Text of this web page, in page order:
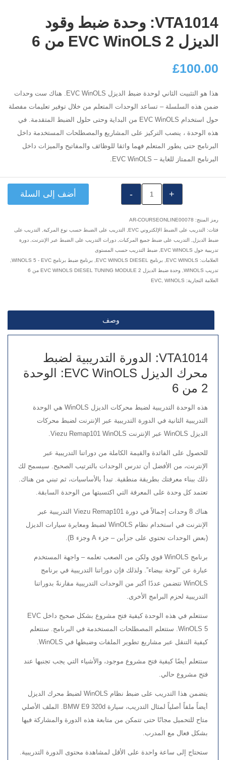
VTA1014: وحدة ضبط وقود
الديزل EVC WinOLS 2 من 6
£100.00
هذا هو التثبيت الثاني لوحدة ضبط الديزل EVC WinOLS. هناك ست وحدات
ضمن هذه السلسلة – تساعد الوحدات المتعلم من خلال توفير تعليمات مفصلة
حول استخدام EVC WinOLS من البداية وحتى حلول الضبط المتقدمة. في
هذه الوحدة ، ينصب التركيز على المشاريع والمصطلحات المستخدمة داخل
البرنامج حتى يطور المتعلم فهما واثقا للوظائف والمفاتيح والميزات داخل
البرنامج الممتاز للغاية – EVC WinOLS.
أضف إلى السلة
رمز المنتج: AR-COURSEONLINE00078
فئات: التدريب على الضبط الإلكتروني EVC التدريب على الضبط حسب نوع المركبة
التدريب على
ضبط الديزل
التدريب على ضبط جميع المركبات دورات التدريب على الضبط عبر الإنترنت دورة
تدريبية حول EVC WINOLS
ضبط التدريب حسب المستوى
العلامات: EVC WINOLS برنامج EVC WINOLS DIESEL برنامج ضبط برنامج WINOLS 5 - EVC
تدريب WINOLS
وحدة ضبط الديزل EVC WINOLS DIESEL TUNING MODULE 2 من 6
العلامة التجارية:
EVC WINOLS
وصف
VTA1014: الدورة التدريبية لضبط
محرك الديزل EVC WinOLS: الوحدة
2 من 6
هذه الوحدة التدريبية لضبط محركات الديزل WinOLS هي الوحدة
التدريبية الثانية في الدورة التدريبية عبر الإنترنت لضبط محركات
الديزل WinOLS عبر الإنترنت Viezu Remap101 WinOLS.
للحصول على الفائدة والقيمة الكاملة من دوراتنا التدريبية عبر
الإنترنت، من الأفضل أن تدرس الوحدات بالترتيب الصحيح. سيسمح لك
ذلك ببناء معرفتك بطريقة منطقية. تبدأ بالأساسيات، ثم تبني من هناك.
تعتمد كل وحدة على المعرفة التي اكتسبتها من الوحدة السابقة.
هناك 8 وحدات إجمالاً في دورة Viezu Remap101 التدريبية عبر
الإنترنت في استخدام نظام WinOLS لضبط ومعايرة سيارات الديزل
(بعض الوحدات تحتوي على جزأين – جزء A وجزء B).
برنامج WinOLS قوي ولكن من الصعب تعلمه – واجهة المستخدم
عبارة عن “لوحة بيضاء”. ولذلك فإن دوراتنا التدريبية في برنامج
WinOLS تتضمن عددًا أكبر من الوحدات التدريبية مقارنةً بدوراتنا
التدريبية لحزم البرامج الأخرى.
ستتعلم في هذه الوحدة كيفية فتح مشروع بشكل صحيح داخل EVC
WinOLS 5. ستتعلم المصطلحات المستخدمة في البرنامج. ستتعلم
كيفية التنقل عبر مشاريع تطوير الملفات وضبطها في WinOLS.
ستتعلم أيضًا كيفية فتح مشروع موجود، والأشياء التي يجب تجنبها عند
فتح مشروع حالي.
يتضمن هذا التدريب على ضبط نظام WinOLS لضبط محرك الديزل
أيضاً ملفاً أصلياً لمثال التدريب، سيارة BMW E9 320d. الملف الأصلي
متاح للتحميل مجانًا حتى تتمكن من متابعة هذه الدورة والمشاركة فيها
بشكل فعال مع المدرب.
ستحتاج إلى ساعة واحدة على الأقل لمشاهدة محتوى الدورة التدريبية.